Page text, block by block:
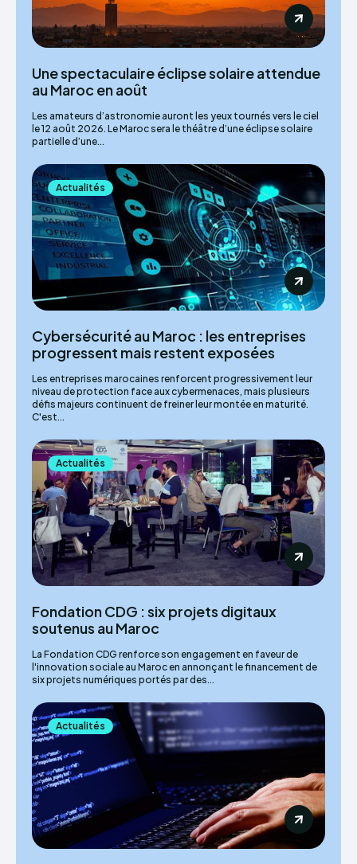
Une spectaculaire éclipse solaire attendue
au Maroc en août
Les amateurs d’astronomie auront les yeux tournés vers le ciel
le 12 août 2026. Le Maroc sera le théâtre d’une éclipse solaire
partielle d’une...
Actualités
Cybersécurité au Maroc : les entreprises
progressent mais restent exposées
Les entreprises marocaines renforcent progressivement leur
niveau de protection face aux cybermenaces, mais plusieurs
défis majeurs continuent de freiner leur montée en maturité.
C'est...
Actualités
Fondation CDG : six projets digitaux
soutenus au Maroc
La Fondation CDG renforce son engagement en faveur de
l'innovation sociale au Maroc en annonçant le financement de
six projets numériques portés par des...
Actualités